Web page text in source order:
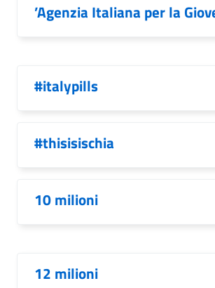
’Agenzia Italiana per la
#italypills
#thisisischia
10 milioni
12 milioni